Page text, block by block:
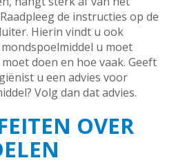
de instructies op de
Hierin vindt u ook
u moet
doen en hoe vaak. Geeft
u een advies voor
Volg dan dat advies.
OVER